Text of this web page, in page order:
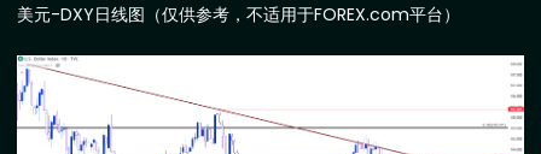
美元-DXY日线图（仅供参考，不适用于FOREX.com平台）